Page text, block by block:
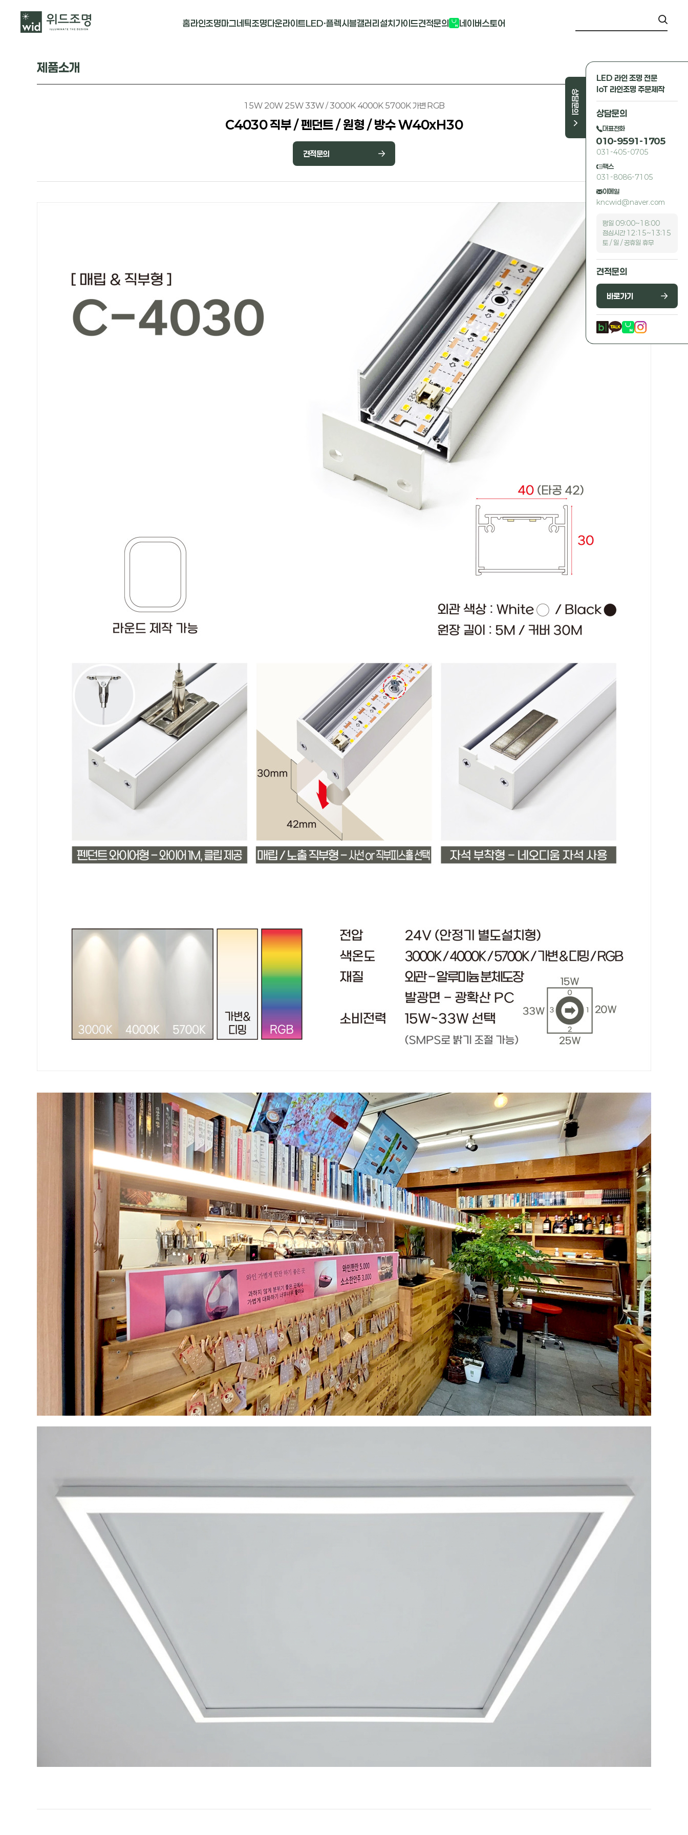
홈라인조명
펜던트
마그네틱조명
M2824R
다운라이트
사각 COB
LED·플렉시블
바리솔PCB
갤러리설치가이드견적문의 네이버스토어
상담문의
LED 라인 조명 전문
IoT 라인조명 주문제작
상담문의
대표전화
010-9591-1705
031-405-0705
팩스
031-8086-7105
이메일
kncwid@naver.com
평일 09:00~18:00
점심시간 12:15~13:15
토 / 일 / 공휴일 휴무
견적문의
바로가기
제품소개
15W 20W 25W 33W / 3000K 4000K 5700K 가변 RGB
C4030 직부 / 펜던트 / 원형 / 방수 W40xH30
견적문의